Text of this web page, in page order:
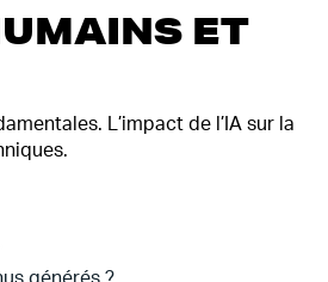
ET
L’impact de l’IA sur la